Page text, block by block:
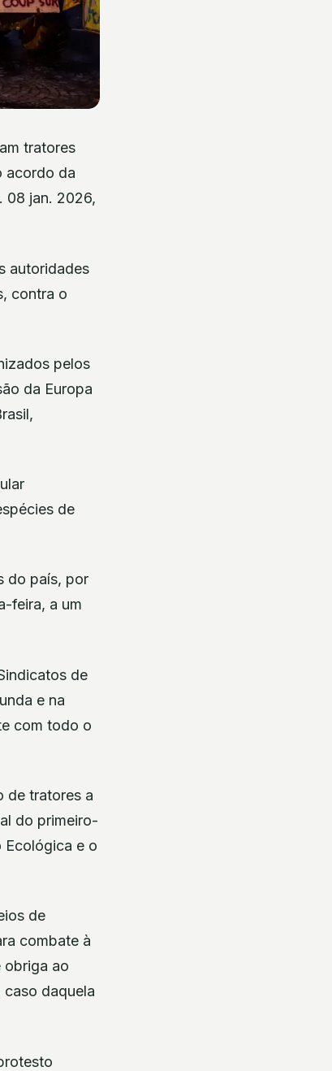
tratores
acordo da
08 jan. 2026,
autoridades
contra o
pelos
da Europa
de
do país, por
feira, a um
de
e na
com todo o
de tratores a
do primeiro-
Ecológica e o
de
combate à
obriga ao
daquela